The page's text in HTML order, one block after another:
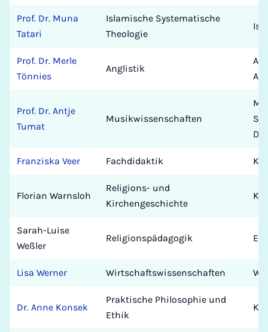
Prof. Dr. Muna
Tatari
Islamische Systematische
Theologie
Prof. Dr. Merle
Tönnies
Anglistik
Prof. Dr. Antje
Tumat
Musikwissenschaften
Franziska Veer Fachdidaktik
Florian Warnsloh
Religions- und
Kirchengeschichte
Sarah-Luise
Weßler
Religionspädagogik
Lisa Werner Wirtschaftswissenschaften
Dr. Anne Konsek
Praktische Philosophie und
Ethik